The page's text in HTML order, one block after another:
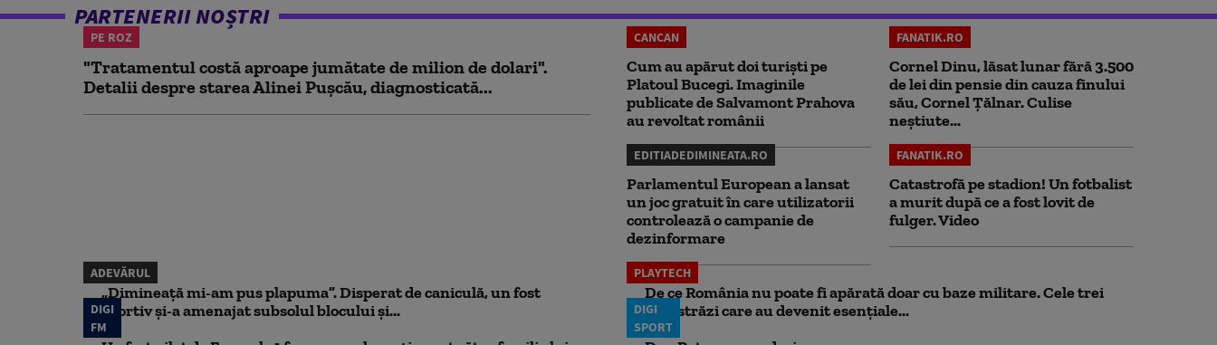
PARTENERII NOȘTRI
PE ROZ
"Tratamentul costă aproape jumătate de milion de dolari".
Detalii despre starea Alinei Pușcău, diagnosticată...
CANCAN
Cum au apărut doi turiști pe
Platoul Bucegi. Imaginile
publicate de Salvamont Prahova
au revoltat românii
FANATIK.RO
Cornel Dinu, lăsat lunar fără 3.500
de lei din pensie din cauza finului
său, Cornel Țălnar. Culise
neștiute...
EDITIADEDIMINEATA.RO
Parlamentul European a lansat
un joc gratuit în care utilizatorii
controlează o campanie de
dezinformare
FANATIK.RO
Catastrofă pe stadion! Un fotbalist
a murit după ce a fost lovit de
fulger. Video
ADEVĂRUL
„Dimineață mi-am pus plapuma”. Disperat de caniculă, un fost
sportiv și-a amenajat subsolul blocului și...
PLAYTECH
De ce România nu poate fi apărată doar cu baze militare. Cele trei
autostrăzi care au devenit esențiale...
DIGI
FM
DIGI
SPORT